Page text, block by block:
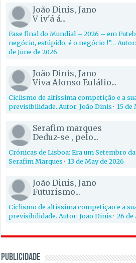
João Dinis, Jano
V iv'á á...
Fase final do Mundial – 2026 – em
negócio, estúpido, é o negócio !”…
de June de 2026
João Dinis, Jano
Viva Afonso Eulálio...
Ciclismo de altíssima competição e a
previsibilidade. Autor: João Dinis·15 de
Serafim marques
Deduz-se , pelo...
Crónicas de Lisboa: Era um Setembro
Serafim Marques·13 de May de 2026
João Dinis, Jano
Futurismo...
Ciclismo de altíssima competição e a
previsibilidade. Autor: João Dinis·26 de
PUBLICIDADE